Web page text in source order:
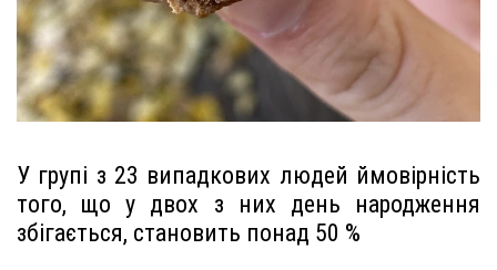
У групі з 23 випадкових людей ймовірність
того, що у двох з них день народження
збігається, становить понад 50 %